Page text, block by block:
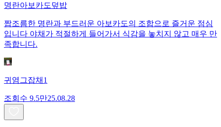
명란아보카도덮밥
짭조름한 명란과 부드러운 아보카도의 조합으로 즐거운 점심
입니다 야채가 적절하게 들어가서 식감을 놓치지 않고 매우 만
족합니다.
귀염그잡채1
조회수 9.5만25.08.28